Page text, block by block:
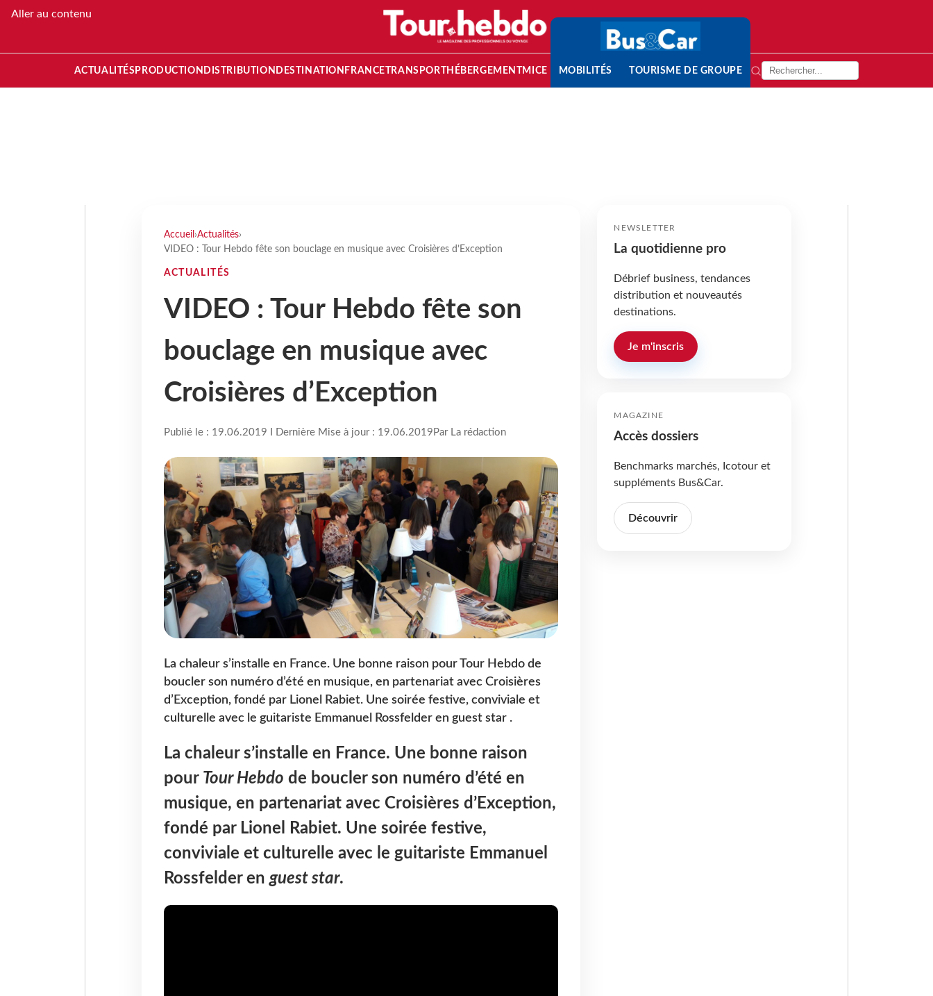
Aller au contenu
ACTUALITÉS PRODUCTION DISTRIBUTION DESTINATION FRANCETRANSPORT HÉBERGEMENTMICE MOBILITÉS TOURISME DE GROUPE
Accueil ›Actualités›
VIDEO : Tour Hebdo fête son bouclage en musique avec Croisières d’Exception
ACTUALITÉS
VIDEO : Tour Hebdo fête son
bouclage en musique avec
Croisières d’Exception
Publié le : 19.06.2019 I Dernière Mise à jour : 19.06.2019 Par La rédaction
La chaleur s’installe en France. Une bonne raison pour Tour Hebdo de
boucler son numéro d’été en musique, en partenariat avec Croisières
d’Exception, fondé par Lionel Rabiet. Une soirée festive, conviviale et
culturelle avec le guitariste Emmanuel Rossfelder en guest star .
La chaleur s’installe en France. Une bonne raison
pour Tour Hebdo de boucler son numéro d’été en
musique, en partenariat avec Croisières d’Exception,
fondé par Lionel Rabiet. Une soirée festive,
conviviale et culturelle avec le guitariste Emmanuel
Rossfelder en guest star.
NEWSLETTER
La quotidienne pro
Débrief business, tendances
distribution et nouveautés
destinations.
Je m'inscris
MAGAZINE
Accès dossiers
Benchmarks marchés, Icotour et
suppléments Bus&Car.
Découvrir